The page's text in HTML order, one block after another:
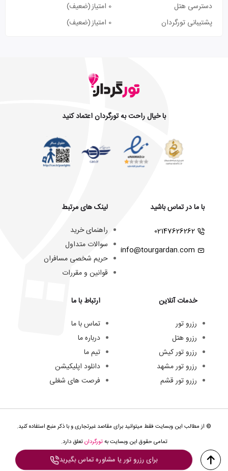
دسترسی هتل
0 امتیاز
(ضعیف)
پشتیبانی تورگردان
0 امتیاز (ضعیف)
برای رزرو تور یا مشاوره تماس بگیرید
با خیال راحت به تورگردان اعتماد کنید
با ما در تماس باشید
02147626262
info@tourgardan.com
خدمات آنلاین
رزرو تور
رزرو هتل
رزرو تور کیش
رزرو تور مشهد
رزرو تور قشم
لینک های مرتبط
راهنمای خرید
سوالات متداول
حریم شخصی مسافران
قوانین و مقررات
ارتباط با ما
تماس با ما
درباره ما
تیم ما
دانلود اپلیکیشن
فرصت های شغلی
© از مطالب این وبسایت فقط میتوانید برای مقاصد غیرتجاری و با ذکر منبع استفاده کنید.
تمامی حقوق این وبسایت بهتورگردانتعلق دارد.